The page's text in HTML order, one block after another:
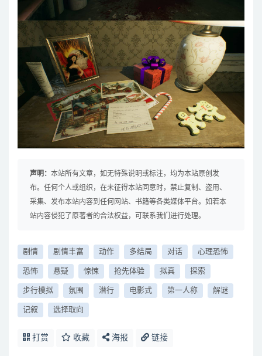
声明： 本站所有文章，如无特殊说明或标注，均为本站原创发
布。任何个人或组织，在未征得本站同意时，禁止复制、盗用、
采集、发布本站内容到任何网站、书籍等各类媒体平台。如若本
站内容侵犯了原著者的合法权益，可联系我们进行处理。
剧情 剧情丰富 动作 多结局 对话 心理恐怖
恐怖 悬疑 惊悚 抢先体验 拟真 探索
步行模拟 氛围 潜行 电影式 第一人称 解谜
记叙 选择取向
打赏 收藏 海报 链接